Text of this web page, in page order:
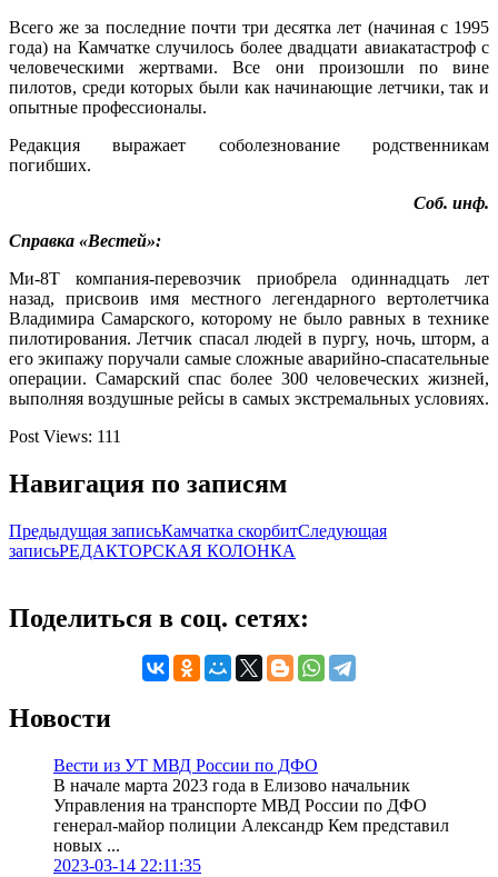
Всего же за последние почти три десятка лет (начиная с 1995
года) на Камчатке случилось более двадцати авиакатастроф с
человеческими жертвами. Все они произошли по вине
пилотов, среди которых были как начинающие летчики, так и
опытные профессионалы.
Редакция выражает соболезнование родственникам
погибших.
Соб. инф.
Справка «Вестей»:
Ми-8Т компания-перевозчик приобрела одиннадцать лет
назад, присвоив имя местного легендарного вертолетчика
Владимира Самарского, которому не было равных в технике
пилотирования. Летчик спасал людей в пургу, ночь, шторм, а
его экипажу поручали самые сложные аварийно-спасательные
операции. Самарский спас более 300 человеческих жизней,
выполняя воздушные рейсы в самых экстремальных условиях.
Post Views: 111
Навигация по записям
Предыдущая записьКамчатка скорбитСледующая
записьРЕДАКТОРСКАЯ КОЛОНКА
Поделиться в соц. сетях:
Новости
Вести из УТ МВД России по ДФО
В начале марта 2023 года в Елизово начальник
Управления на транспорте МВД России по ДФО
генерал-майор полиции Александр Кем представил
новых ...
2023-03-14 22:11:35